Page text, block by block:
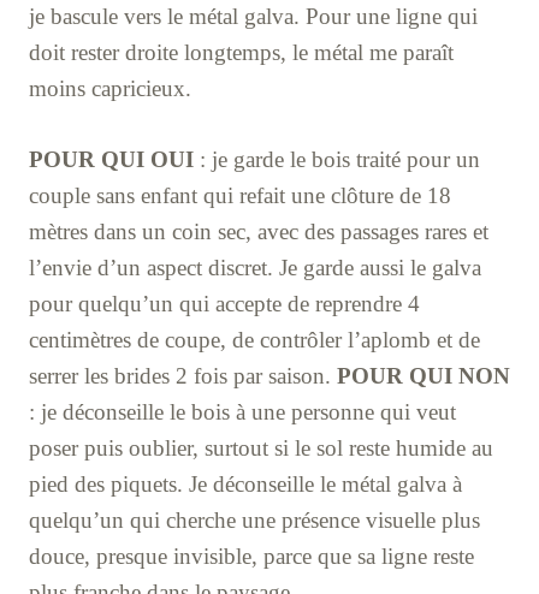
je bascule vers le métal galva. Pour une ligne qui
doit rester droite longtemps, le métal me paraît
moins capricieux.
POUR QUI OUI : je garde le bois traité pour un
couple sans enfant qui refait une clôture de 18
mètres dans un coin sec, avec des passages rares et
l’envie d’un aspect discret. Je garde aussi le galva
pour quelqu’un qui accepte de reprendre 4
centimètres de coupe, de contrôler l’aplomb et de
serrer les brides 2 fois par saison. POUR QUI NON
: je déconseille le bois à une personne qui veut
poser puis oublier, surtout si le sol reste humide au
pied des piquets. Je déconseille le métal galva à
quelqu’un qui cherche une présence visuelle plus
douce, presque invisible, parce que sa ligne reste